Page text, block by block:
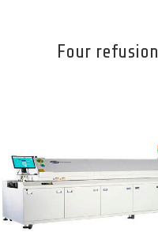
Four refusion